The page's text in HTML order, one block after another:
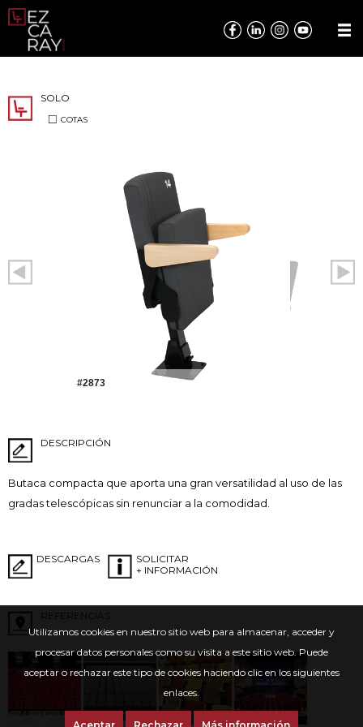
Utilizamos cookies en nuestro sitio web para almacenar, acceder y
procesar datos personales como su visita a este sitio web. Puede
aceptar o rechazar este tipo de cookies haciendo clic en los siguientes
enlaces.
SOLO
COTAS
#2873
DESCRIPCIÓN
Butaca compacta que aporta una gran versatilidad al uso de las
gradas telescópicas sin renunciar a la comodidad.
DESCARGAS
SOLICITAR
+ INFORMACIÓN
REFERENCIAS